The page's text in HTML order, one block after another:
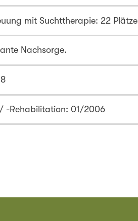
mit Suchttherapie: 22 Plätze
Nachsorge.
-Rehabilitation: 01/2006